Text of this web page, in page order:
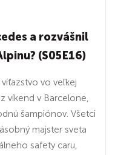
a rozvášnil
(S05E16)
vo veľkej
víkend v Barcelone,
šampiónov. Všetci
majster sveta
safety caru,